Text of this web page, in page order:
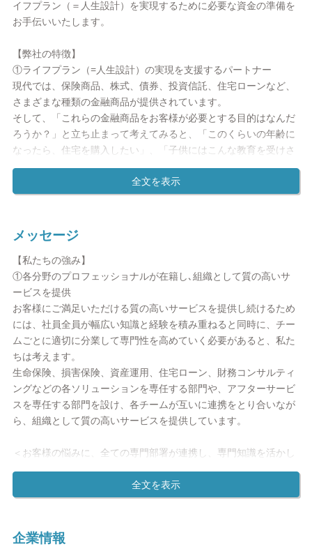
イフプラン（＝人生設計）を実現するために必要な資金の準備を
お手伝いいたします。
【弊社の特徴】
①ライフプラン（=人生設計）の実現を支援するパートナー
現代では、保険商品、株式、債券、投資信託、住宅ローンなど、
さまざまな種類の金融商品が提供されています。
そして、「これらの金融商品をお客様が必要とする目的はなんだ
ろうか？」と立ち止まって考えてみると、「このくらいの年齢に
なったら、住宅を購入したい」、「子供にはこんな教育を受けさ
せてあげたい」、「老後はこんな風に過ごしたい」といった、お
客様が思い描くライフプラン（=人生設計）の実現に必要な資金
を準備するためであると感じます。ところが、多種多様な金融商
ご自身がそれぞれの商品を正確に理解し、本当にご自身に合っ
た、最適な選択をすることは難しいのが実情ではないでしょう
か？だからこそ、プロフェッショナルとして深く幅広い専門性を
駆使することでお客様1人ひとりが思い描くライフプランを共に
考え、その実現の支援を行っています。
②特定の金融機関に偏らない立場から、お客様にとってベストな
提案を
金融商品の売り手である金融機関の立場ではなく、真にお客様の
立場に立った最適なソリューションを提供するため、私たちは特
定の金融機関に偏らない立場を取っています。そして、お客様と
金融機関の間に立ち、お客様のライフプランやニーズに合わせ、
貯蓄、投資、保険、税務、社会保障、不動産、相続・事業承継な
ソリューションを選んでご提供しています。
③ライフプランの作成からアフターサービスまで一貫してサポー
ト
ットは、
メッセージ
【私たちの強み】
①各分野のプロフェッショナルが在籍し､組織として質の高いサ
ービスを提供
お客様にご満足いただける質の高いサービスを提供し続けるため
には、社員全員が幅広い知識と経験を積み重ねると同時に、チー
ムごとに適切に分業して専門性を高めていく必要があると、私た
ちは考えます。
生命保険、損害保険、資産運用、住宅ローン、財務コンサルティ
ングなどの各ソリューションを専任する部門や、アフターサービ
スを専任する部門を設け、各チームが互いに連携をとり合いなが
ら、組織として質の高いサービスを提供しています。
＜お客様の悩みに、全ての専門部署が連携し、専門知識を活かし
た最適なご提案をいたします＞
各分野のプロフェッショナルが有機的につながることで、単なる
プランニングや商品提供のみに偏った部分最適の視点ではなく、
のアフターサービスに至るまで一気通貫した全体最適の視点に立
企業情報